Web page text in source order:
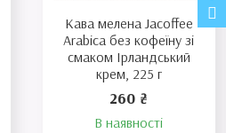
Кава мелена Jacoffee
Arabica без кофеїну зі
смаком Ірландський
крем, 225 г
260 ₴
В наявності